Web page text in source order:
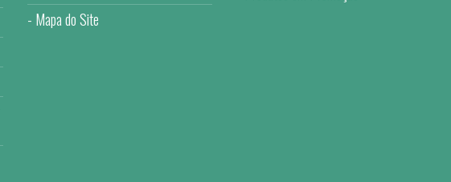
Mapa do Site